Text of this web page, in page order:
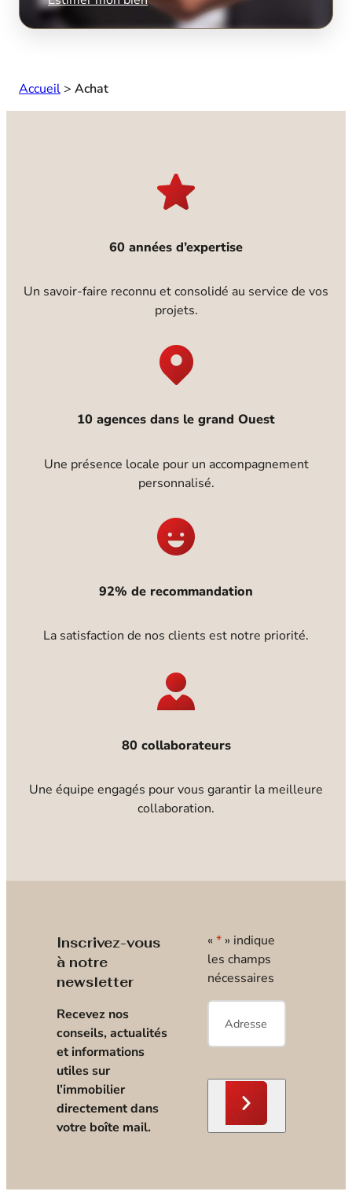
Accueil > Achat
60 années d’expertise
Un savoir-faire reconnu et consolidé au service de vos
projets.
10 agences dans le grand Ouest
Une présence locale pour un accompagnement
personnalisé.
92% de recommandation
La satisfaction de nos clients est notre priorité.
80 collaborateurs
Une équipe engagés pour vous garantir la meilleure
collaboration.
Inscrivez-vous
à notre
newsletter
Recevez nos
conseils, actualités
et informations
utiles sur
l’immobilier
directement dans
votre boîte mail.
« * » indique
les champs
nécessaires
E-
mail*